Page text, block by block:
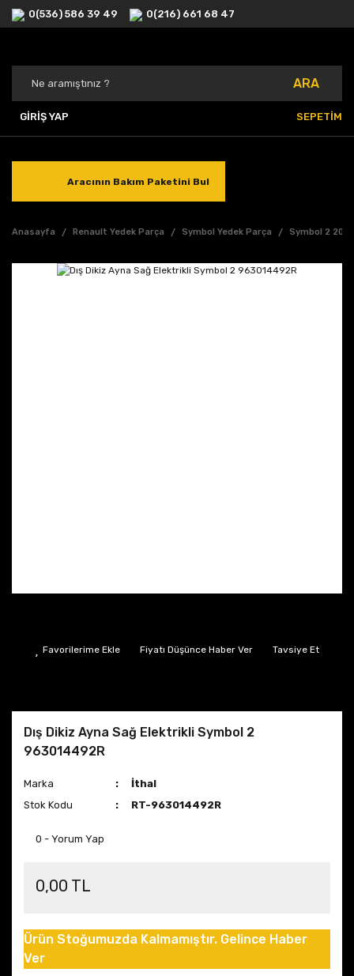
0(536) 586 39 49 0(216) 661 68 47
ARA
GİRİŞ YAP SEPETİM
Aracının Bakım Paketini Bul
Anasayfa Renault Yedek Parça Symbol Yedek Parça Symbol 2
Fiyatı Düşünce Haber Ver Tavsiye Et
Dış Dikiz Ayna Sağ Elektrikli Symbol 2
963014492R
Marka
İthal
Stok Kodu
RT-963014492R
0 - Yorum Yap
0,00 TL
Ürün Stoğumuzda Kalmamıştır. Gelince Haber
Ver